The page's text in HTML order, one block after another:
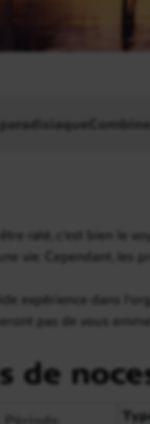
raté, c’est bien le
vie. Cependant, les
expérience dans
pas de vous
de